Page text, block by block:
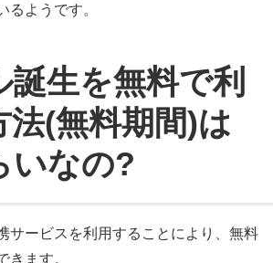
るようです。
誕生を無料で利
法(無料期間)は
いなの?
サービスを利用することにより、無料
きます。